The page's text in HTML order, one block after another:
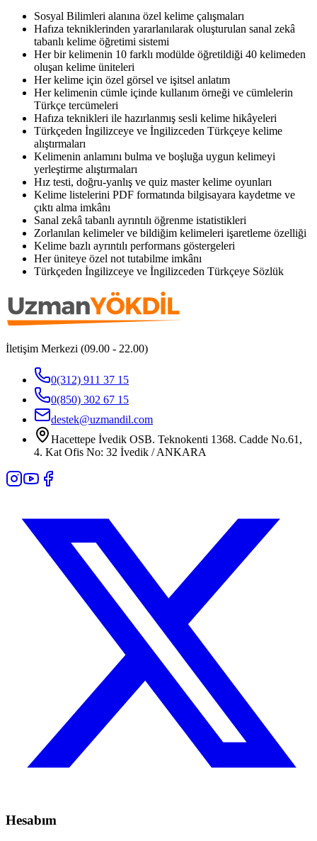
Sosyal Bilimleri alanına özel kelime çalışmaları
Hafıza tekniklerinden yararlanılarak oluşturulan sanal zekâ
tabanlı kelime öğretimi sistemi
Her bir kelimenin 10 farklı modülde öğretildiği 40 kelimeden
oluşan kelime üniteleri
Her kelime için özel görsel ve işitsel anlatım
Her kelimenin cümle içinde kullanım örneği ve cümlelerin
Türkçe tercümeleri
Hafıza teknikleri ile hazırlanmış sesli kelime hikâyeleri
Türkçeden İngilizceye ve İngilizceden Türkçeye kelime
alıştırmaları
Kelimenin anlamını bulma ve boşluğa uygun kelimeyi
yerleştirme alıştırmaları
Hız testi, doğru-yanlış ve quiz master kelime oyunları
Kelime listelerini PDF formatında bilgisayara kaydetme ve
çıktı alma imkânı
Sanal zekâ tabanlı ayrıntılı öğrenme istatistikleri
Zorlanılan kelimeler ve bildiğim kelimeleri işaretleme özelliği
Kelime bazlı ayrıntılı performans göstergeleri
Her üniteye özel not tutabilme imkânı
Türkçeden İngilizceye ve İngilizceden Türkçeye Sözlük
İletişim Merkezi (09.00 - 22.00)
0(312) 911 37 15
0(850) 302 67 15
destek@uzmandil.com
Hacettepe İvedik OSB. Teknokenti 1368. Cadde No.61,
4. Kat Ofis No: 32 İvedik / ANKARA
Hesabım